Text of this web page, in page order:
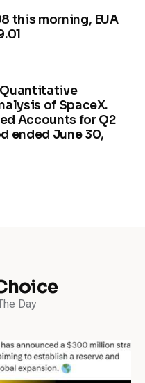
this morning, EUA
of SpaceX.
Accounts for Q2
ended June 30,
Day